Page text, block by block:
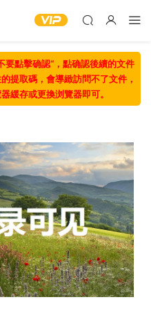
要點擊确認“，點确認後續的文件
提取碼，會導緻訪問不了文件，
緩存或更換浏覽器即可。